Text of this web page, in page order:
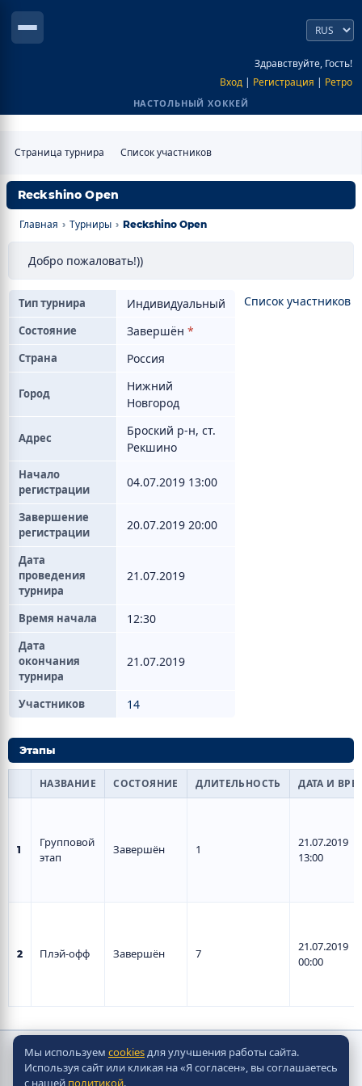
Здравствуйте, Гость!
Вход | Регистрация | Ретро
НАСТОЛЬНЫЙ ХОККЕЙ
Страница турнира Список участников
Reckshino Open
Главная › Турниры › Reckshino Open
Добро пожаловать!))
Список участников
Тип турнира Индивидуальный
Состояние Завершён *
Страна Россия
Город
Нижний
Новгород
Адрес
Броский р-н, ст.
Рекшино
Начало
регистрации
04.07.2019 13:00
Завершение
регистрации
20.07.2019 20:00
Дата
проведения
турнира
21.07.2019
Время начала 12:30
Дата
окончания
турнира
21.07.2019
Участников 14
Этапы
НАЗВАНИЕ СОСТОЯНИЕ ДЛИТЕЛЬНОСТЬ ДАТА И
1
Групповой
этап
Завершён 1
21.07.2019
13:00
2 Плэй-офф Завершён 7
21.07.2019
00:00
Copyright © Скорпион Настольно-Хоккейные Системы
2010 - 2026
Мы используем cookiesдля улучшения работы сайта.
Используя сайт или кликая на «Я согласен», вы соглашаетесь
с нашей политикой.